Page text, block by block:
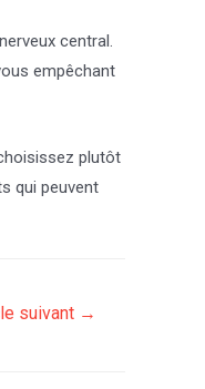
central.
empêchant
plutôt
qui peuvent
suivant →